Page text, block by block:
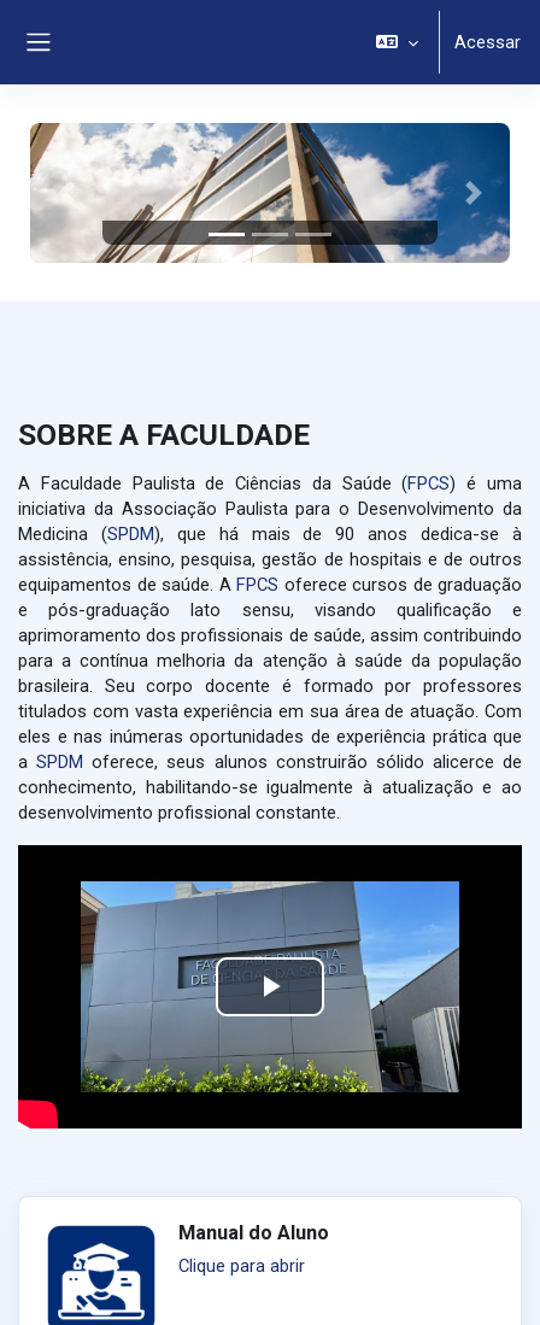
Acessar
Anterior Próximo
SOBRE A FACULDADE
A Faculdade Paulista de Ciências da Saúde (FPCS) é uma
iniciativa da Associação Paulista para o Desenvolvimento da
Medicina (SPDM), que há mais de 90 anos dedica-se à
assistência, ensino, pesquisa, gestão de hospitais e de outros
equipamentos de saúde. A FPCS oferece cursos de graduação
e pós-graduação lato sensu, visando qualificação e
aprimoramento dos profissionais de saúde, assim contribuindo
para a contínua melhoria da atenção à saúde da população
brasileira. Seu corpo docente é formado por professores
titulados com vasta experiência em sua área de atuação. Com
eles e nas inúmeras oportunidades de experiência prática que
aSPDM oferece, seus alunos construirão sólido alicerce de
conhecimento, habilitando-se igualmente à atualização e ao
desenvolvimento profissional constante.
Tocar
Vídeo
Manual do Aluno
Clique para abrir